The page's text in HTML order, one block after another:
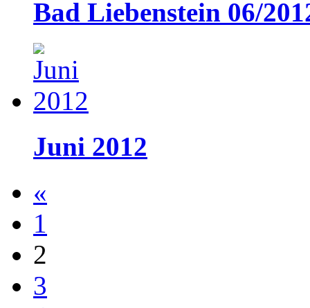
Bad Liebenstein 06/
Juni 2012
«
1
2
3